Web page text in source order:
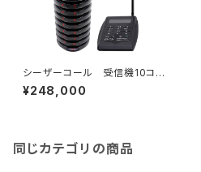
シーザーコール 受信機10コセ
ット
¥248,000
同じカテゴリの商品